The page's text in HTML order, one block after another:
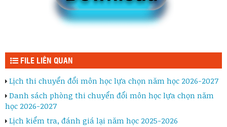
FILE LIÊN QUAN
Lịch thi chuyển đổi môn học lựa chọn năm học 2026-2027
Danh sách phòng thi chuyển đổi môn học lựa chọn năm
học 2026-2027
Lịch kiểm tra, đánh giá lại năm học 2025-2026